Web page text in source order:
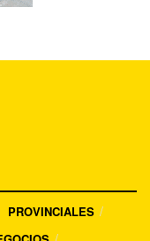
PROVINCIALES